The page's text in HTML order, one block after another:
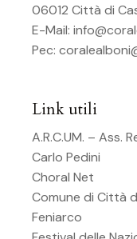
06012 Città di
E-Mail:
Pec:
Link utili
A.R.C.UM. – Ass.
Carlo Pedini
Choral Net
Comune di Città
Feniarco